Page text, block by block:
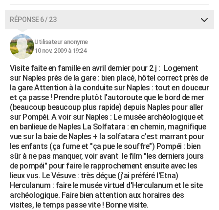
RÉPONSE 6 / 23
Utilisateur anonyme
10 nov. 2009 à 19:24
Visite faite en famille en avril dernier pour 2 j : Logement
sur Naples près de la gare : bien placé, hôtel correct près de
la gare Attention à la conduite sur Naples : tout en douceur
et ça passe ! Prendre plutôt l'autoroute que le bord de mer
(beaucoup beaucoup plus rapide) depuis Naples pour aller
sur Pompéi. A voir sur Naples : Le musée archéologique et
en banlieue de Naples La Solfatara : en chemin, magnifique
vue sur la baie de Naples + la solfatara c'est marrant pour
les enfants (ça fume et "ça pue le souffre") Pompéi : bien
sûr à ne pas manquer, voir avant le film "les derniers jours
de pompéi" pour faire le rapprochement ensuite avec les
lieux vus. Le Vésuve : très déçue (j'ai préféré l'Etna)
Herculanum : faire le musée virtuel d'Herculanum et le site
archéologique. Faire bien attention aux horaires des
visites, le temps passe vite ! Bonne visite.